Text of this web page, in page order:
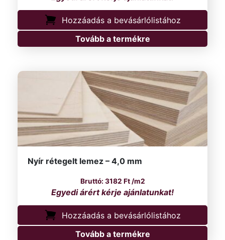
Hozzáadás a bevásárlólistához
Tovább a termékre
Nyír rétegelt lemez – 4,0 mm
3182 Ft/m2
Hozzáadás a bevásárlólistához
Tovább a termékre